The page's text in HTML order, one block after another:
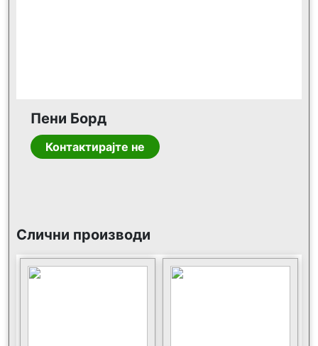
Пени Борд
Контактирајте не
Слични производи